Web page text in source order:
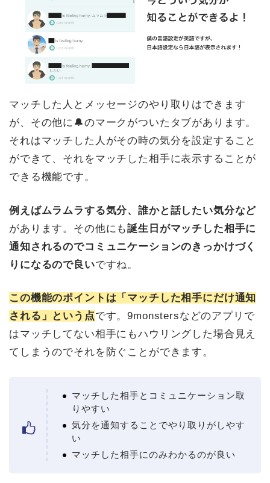
マッチした人とメッセージのやり取りはできます
が、その他に🔔のマークがついたタブがあります。
それはマッチした人がその時の気分を設定すること
ができて、それをマッチした相手に表示することが
できる機能です。
例えばムラムラする気分、誰かと話したい気分など
があります。その他にも誕生日がマッチした相手に
通知されるのでコミュニケーションのきっかけづく
りになるので良いですね。
この機能のポイントは「マッチした相手にだけ通知
される」という点です。9monstersなどのアプリで
はマッチしてない相手にもハウリングした場合見え
てしまうのでそれを防ぐことができます。
マッチした相手とコミュニケーション取
りやすい
気分を通知することでやり取りがしやす
い
マッチした相手にのみわかるのが良い